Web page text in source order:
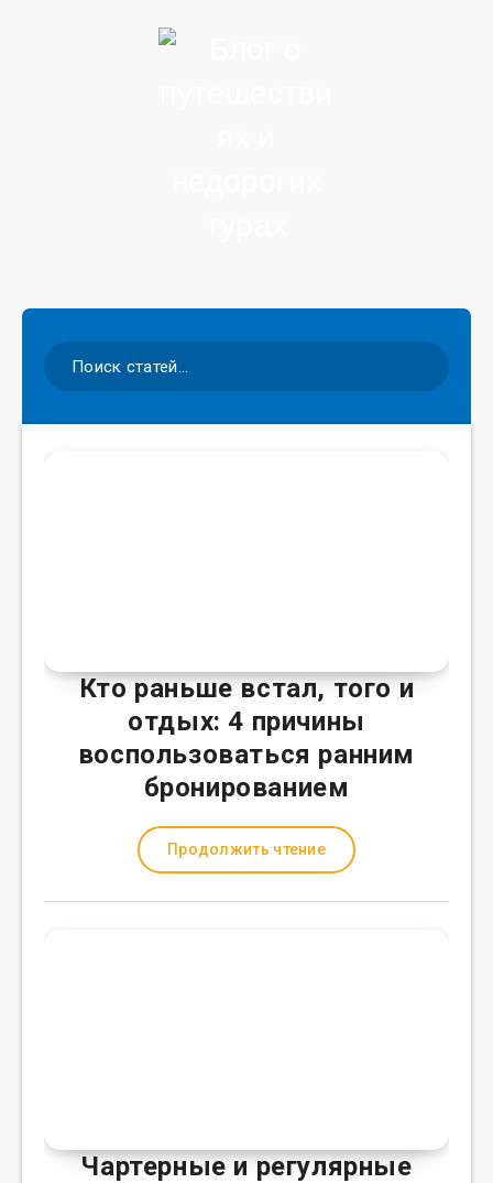
Кто раньше встал, того и
отдых: 4 причины
воспользоваться ранним
бронированием
Продолжить чтение
Чартерные и регулярные